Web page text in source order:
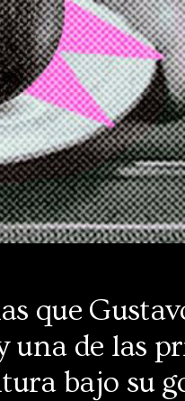
que
una de las
bajo su